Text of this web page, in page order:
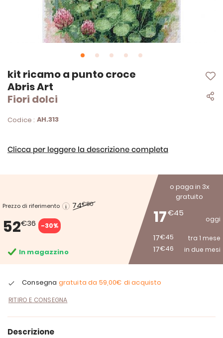
kit ricamo a punto croce
Abris Art
Fiori dolci
Codice : AH.313
Clicca per leggere la descrizione completa
Prezzo di riferimento 74€80
52€36 -30%
o paga in 3x
gratuito
17€45
oggi
17€45 tra 1 mese
17€46 in due mesi
In magazzino
Consegna gratuita da 59,00€ di acquisto
RITIRO E CONSEGNA
Vai
all'inizio
della
galleria
immagini
Descrizione